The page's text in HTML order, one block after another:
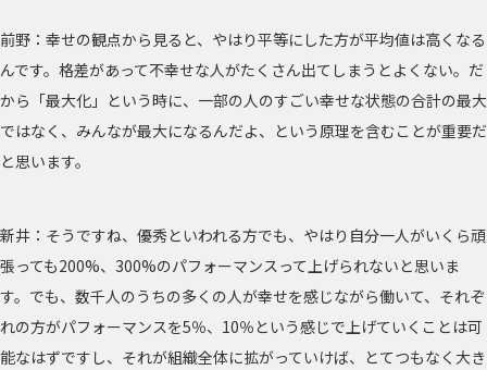
前野：幸せの観点から見ると、やはり平等にした方が平均値は高くなる
んです。格差があって不幸せな人がたくさん出てしまうとよくない。だ
から「最大化」という時に、一部の人のすごい幸せな状態の合計の最大
ではなく、みんなが最大になるんだよ、という原理を含むことが重要だ
と思います。
新井：そうですね、優秀といわれる方でも、やはり自分一人がいくら頑
張っても200%、300%のパフォーマンスって上げられないと思いま
す。でも、数千人のうちの多くの人が幸せを感じながら働いて、それぞ
れの方がパフォーマンスを5％、10％という感じで上げていくことは可
能なはずですし、それが組織全体に拡がっていけば、とてつもなく大き